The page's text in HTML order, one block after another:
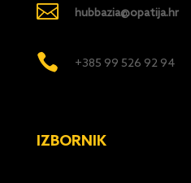
 hubbazia@opatija.hr
 +385 99 526 92 94
IZBORNIK